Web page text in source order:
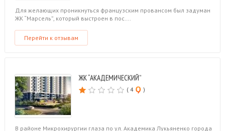
Для желающих проникнуться французским провансом был задуман
ЖК “Марсель”, который выстроен в пос….
Перейти к отзывам
ЖК “АКАДЕМИЧЕСКИЙ”
( 4 )
В районе Микрохирургии глаза по ул. Академика Лукьяненко города